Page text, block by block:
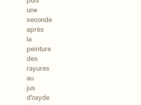
une
seconde
après
la
peinture
des
rayures
au
jus
d’oxyde